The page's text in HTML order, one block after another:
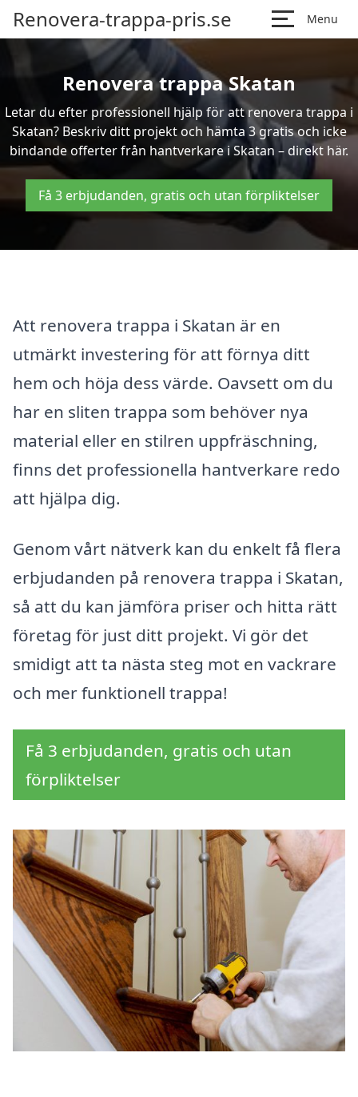
Renovera-trappa-pris.se Menu
Renovera trappa Skatan
Letar du efter professionell hjälp för att renovera trappa i
Skatan? Beskriv ditt projekt och hämta 3 gratis och icke
bindande offerter från hantverkare i Skatan – direkt här.
Få 3 erbjudanden, gratis och utan förpliktelser
Att renovera trappa i Skatan är en
utmärkt investering för att förnya ditt
hem och höja dess värde. Oavsett om du
har en sliten trappa som behöver nya
material eller en stilren uppfräschning,
finns det professionella hantverkare redo
att hjälpa dig.
Genom vårt nätverk kan du enkelt få flera
erbjudanden på renovera trappa i Skatan,
så att du kan jämföra priser och hitta rätt
företag för just ditt projekt. Vi gör det
smidigt att ta nästa steg mot en vackrare
och mer funktionell trappa!
Få 3 erbjudanden, gratis och utan
förpliktelser